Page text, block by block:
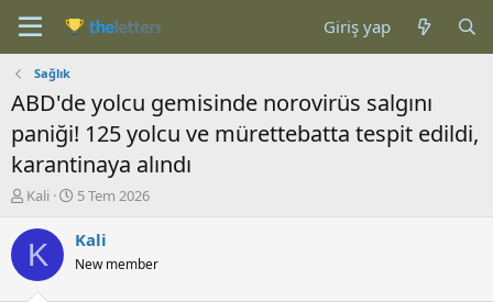
Giriş yap
Sağlık
ABD'de yolcu gemisinde norovirüs salgını
paniği! 125 yolcu ve mürettebatta tespit edildi,
karantinaya alındı
K
n
b
u
Kali
B
ş
a
5 Tem 2026
K Kali
New member